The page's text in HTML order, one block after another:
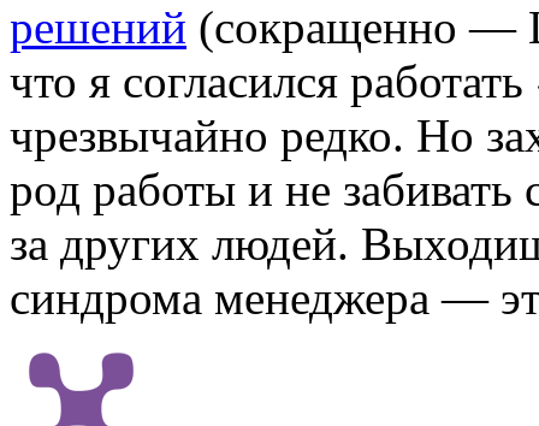
решений (сокращенно —
что я согласился
чрезвычайно редко. Но
род работы и не забивать
за других людей.
синдрома менеджера —